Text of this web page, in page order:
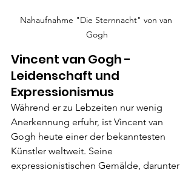
Nahaufnahme "Die Sternnacht" von van
Gogh
Vincent van Gogh -
Leidenschaft und
Expressionismus
Während er zu Lebzeiten nur wenig
Anerkennung erfuhr, ist Vincent van
Gogh heute einer der bekanntesten
Künstler weltweit. Seine
expressionistischen Gemälde, darunter